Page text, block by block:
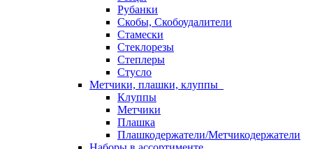
Рубанки
Скобы, Скобоудалители
Стамески
Стеклорезы
Степлеры
Стусло
Метчики, плашки, клуппы
Клуппы
Метчики
Плашка
Плашкодержатели/Метчикодержатели